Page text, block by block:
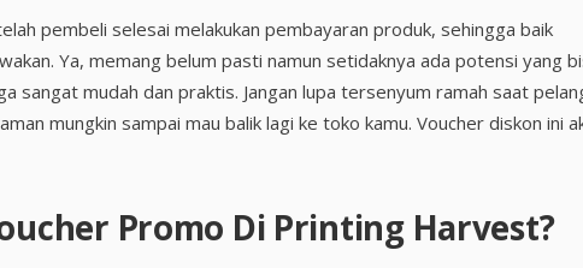
pembeli selesai melakukan pembayaran produk, sehingga baik
Ya, memang belum pasti namun setidaknya ada potensi yang
sangat mudah dan praktis. Jangan lupa tersenyum ramah saat
mungkin sampai mau balik lagi ke toko kamu. Voucher diskon ini
Promo Di Printing Harvest?